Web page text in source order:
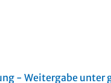
- Weitergabe unter